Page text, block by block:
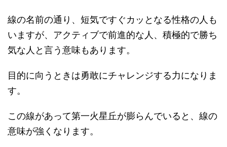
線の名前の通り、短気ですぐカッとなる性格の人も
いますが、アクティブで前進的な人、積極的で勝ち
気な人と言う意味もあります。
目的に向うときは勇敢にチャレンジする力になりま
す。
この線があって第一火星丘が膨らんでいると、線の
意味が強くなります。